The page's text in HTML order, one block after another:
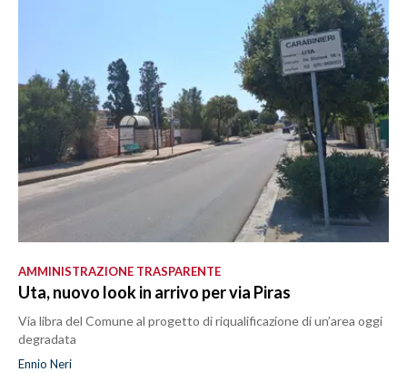
AMMINISTRAZIONE TRASPARENTE
Uta, nuovo look in arrivo per via Piras
Via libra del Comune al progetto di riqualificazione di un’area oggi
degradata
Ennio Neri